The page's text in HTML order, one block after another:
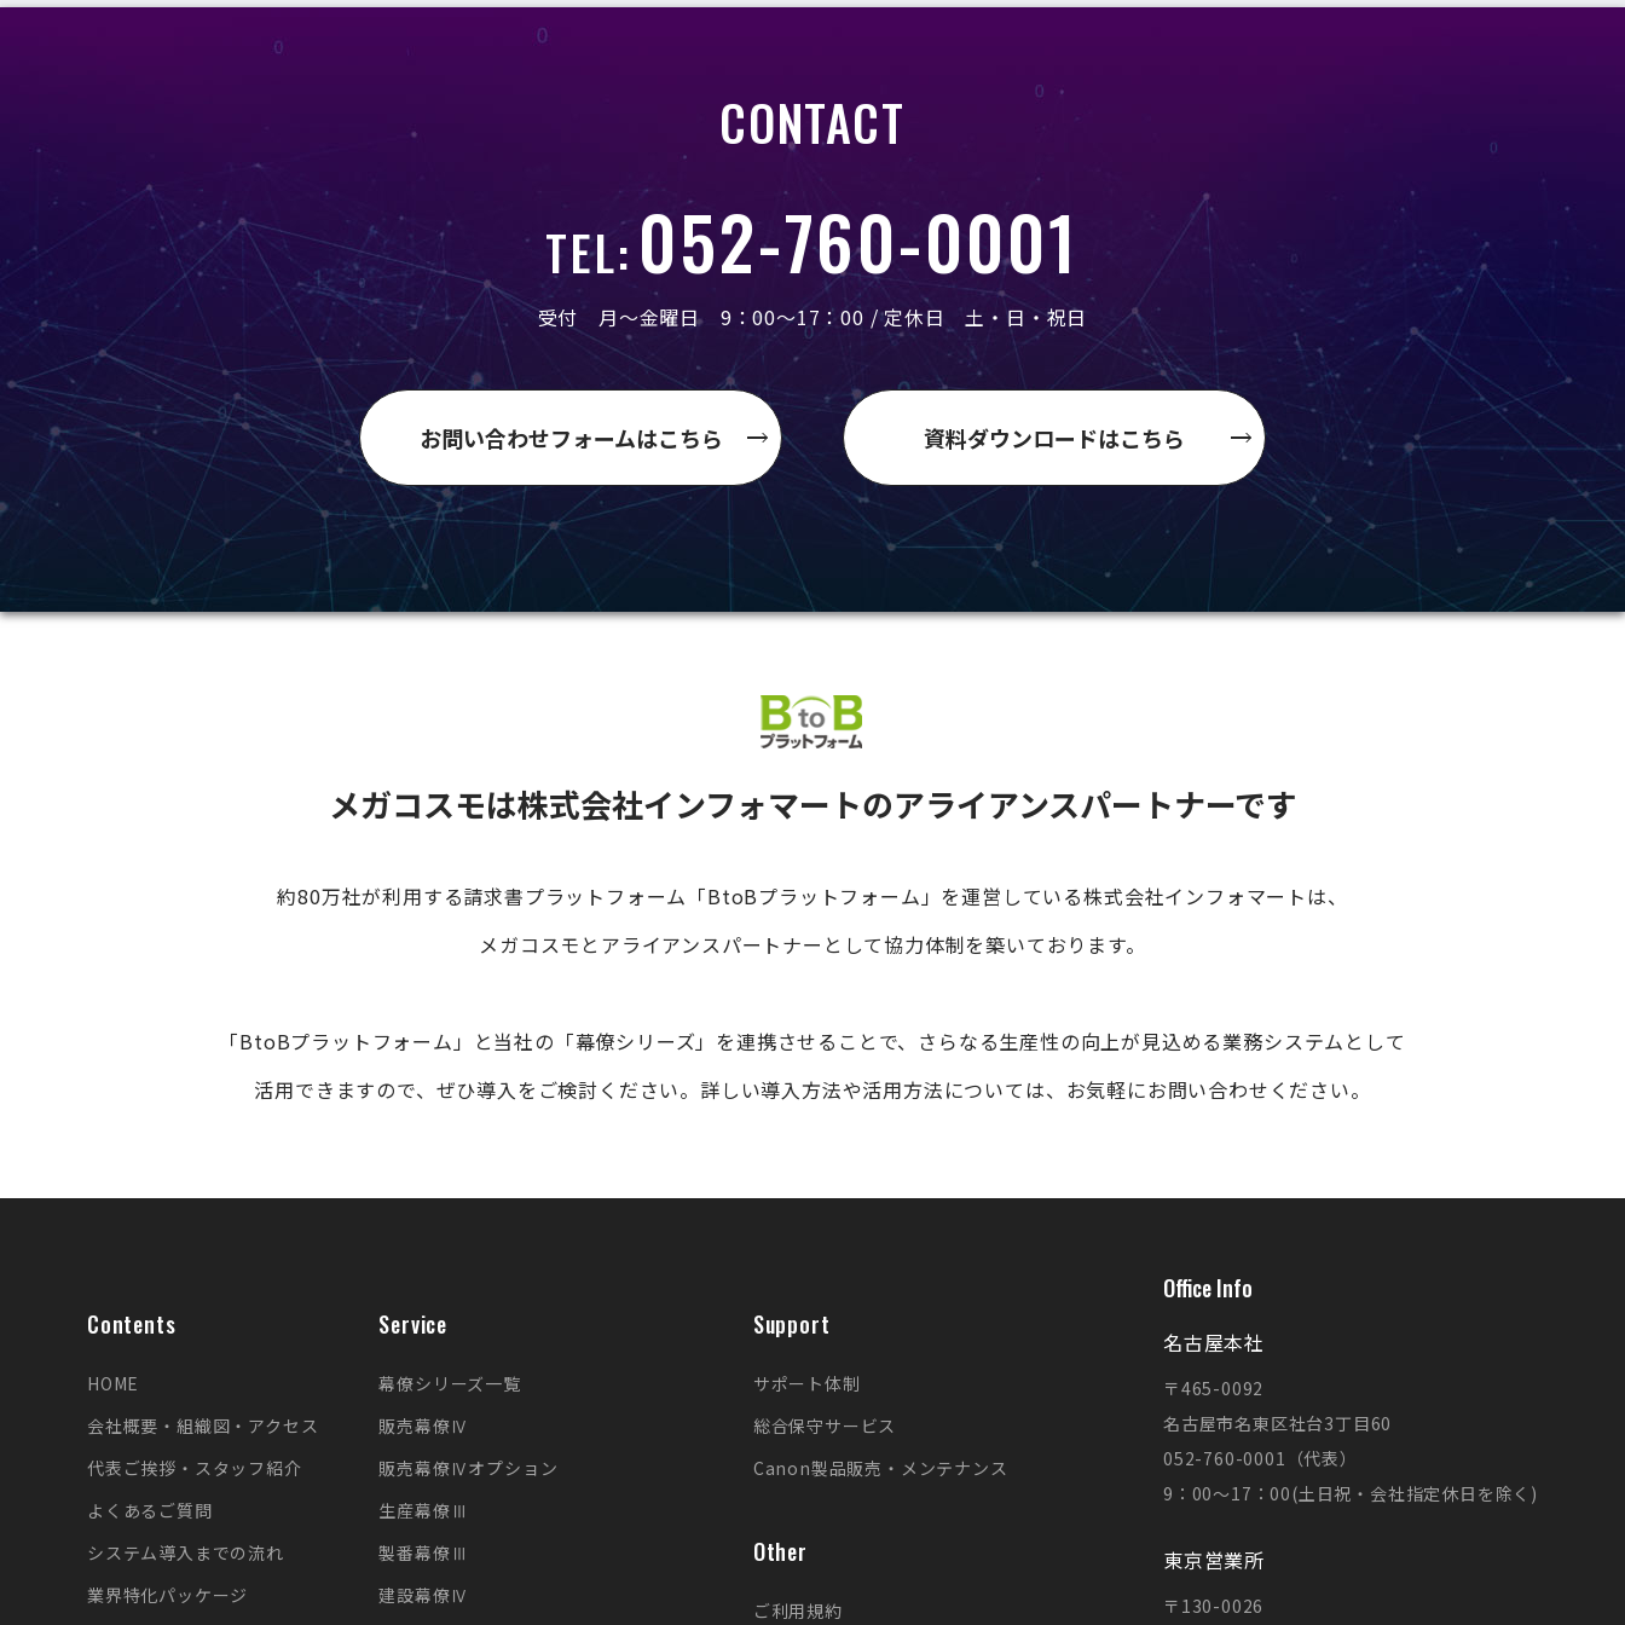
CONTACT
TEL: 052-760-0001
受付 月～金曜日 9：00～17：00 /定休日 土・日・祝日
お問い合わせフォームはこちら 資料ダウンロードはこちら
メガコスモは株式会社インフォマートのアライアンスパートナーです
約80万社が利用する請求書プラットフォーム 「BtoBプラットフォーム」を運営している株式会社インフォマートは、
メガコスモとアライアンスパートナーとして協力体制を築いております。
「BtoBプラットフォーム」と当社の「幕僚シリーズ」を連携させることで、 さらなる生産性の向上が見込める業務システムとして
活用できますので、 ぜひ導入をご検討ください。 詳しい導入方法や活用方法については、 お気軽にお問い合わせください。
Contents
HOME
会社概要・組織図・アクセス
代表ご挨拶・スタッフ紹介
よくあるご質問
システム導入までの流れ
業界特化パッケージ
Service
幕僚シリーズ一覧
販売幕僚Ⅳ
販売幕僚Ⅳオプション
生産幕僚Ⅲ
製番幕僚Ⅲ
建設幕僚Ⅳ
Support
サポート体制
総合保守サービス
Canon製品販売・メンテナンス
Other
ご利用規約
Office Info
名古屋本社
〒465-0092
名古屋市名東区社台3丁目60
052-760-0001（代表）
9：00～17：00(土日祝・会社指定休日を除く)
東京営業所
〒130-0026